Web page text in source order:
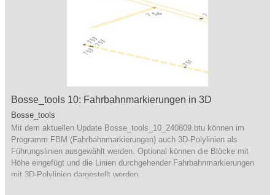
Bosse_tools 10: Fahrbahnmarkierungen in 3D
Bosse_tools
Mit dem aktuellen Update Bosse_tools_10_240809.btu können im
Programm FBM (Fahrbahnmarkierungen) auch 3D-Polylinien als
Führungslinien ausgewählt werden. Optional können die Blöcke mit
Höhe eingefügt und die Linien durchgehender Fahrbahnmarkierungen
mit 3D-Polylinien dargestellt werden.